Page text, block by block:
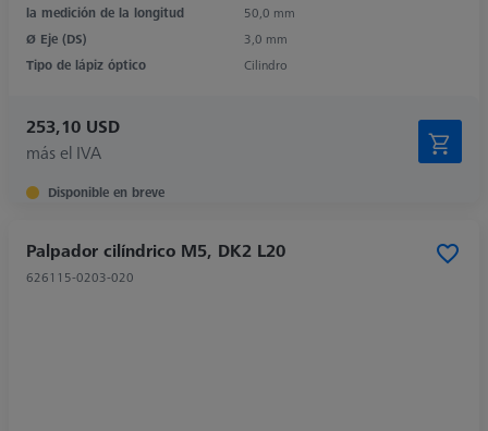
la medición de la longitud
50,0 mm
Ø Eje (DS)
3,0 mm
Tipo de lápiz óptico
Cilindro
253,10 USD
más el IVA
Disponible en breve
Palpador cilíndrico M5, DK2 L20
626115-0203-020